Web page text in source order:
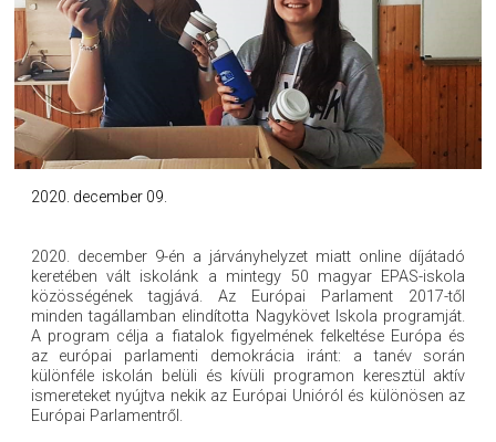
2020. december 9-én a járványhelyzet miatt online díjátadó
keretében vált iskolánk a mintegy 50 magyar EPAS-iskola
közösségének tagjává. Az Európai Parlament 2017-től
minden tagállamban elindította Nagykövet Iskola programját.
A program célja a fiatalok figyelmének felkeltése Európa és
az európai parlamenti demokrácia iránt: a tanév során
különféle iskolán belüli és kívüli programon keresztül aktív
ismereteket nyújtva nekik az Európai Unióról és különösen az
Európai Parlamentről.
2020. december 09.